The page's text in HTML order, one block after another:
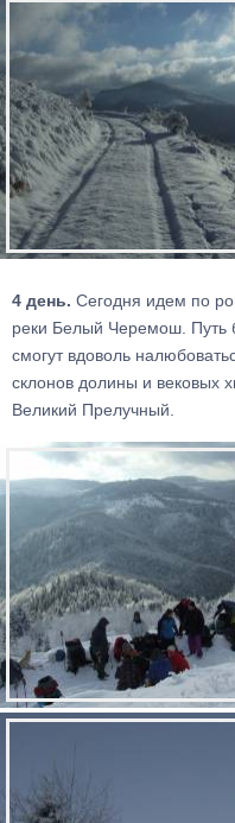
4 день. Сегодня идем по
реки Белый Черемош. Путь
смогут вдоволь
склонов долины и вековых
Великий Прелучный.